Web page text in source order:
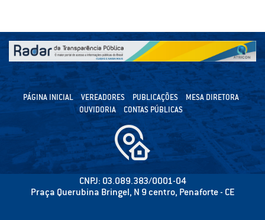
PÁGINA INICIAL VEREADORES PUBLICAÇÕES
MESA DIRETORA
OUVIDORIA
CONTAS PÚBLICAS
CNPJ: 03.089.383/0001-04
Praça Querubina Bringel, N 9 centro, Penaforte - CE